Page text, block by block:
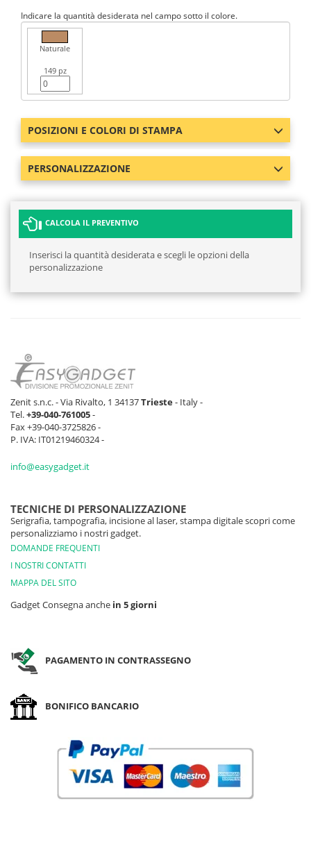
Indicare la quantità desiderata nel campo sotto il colore.
Naturale
149 pz
POSIZIONI E COLORI DI STAMPA
PERSONALIZZAZIONE
CALCOLA IL PREVENTIVO
Inserisci la quantità desiderata e scegli le opzioni della
personalizzazione
Zenit s.n.c. - Via Rivalto, 1 34137Trieste- Italy -
Tel.+39-040-761005-
Fax +39-040-3725826 -
P. IVA: IT01219460324 -
info@easygadget.it
TECNICHE DI PERSONALIZZAZIONE
Serigrafia, tampografia, incisione al laser, stampa digitale scopri come
personalizziamo i nostri gadget.
DOMANDE FREQUENTI
I NOSTRI CONTATTI
MAPPA DEL SITO
Gadget Consegna anche in 5 giorni
PAGAMENTO IN CONTRASSEGNO
BONIFICO BANCARIO